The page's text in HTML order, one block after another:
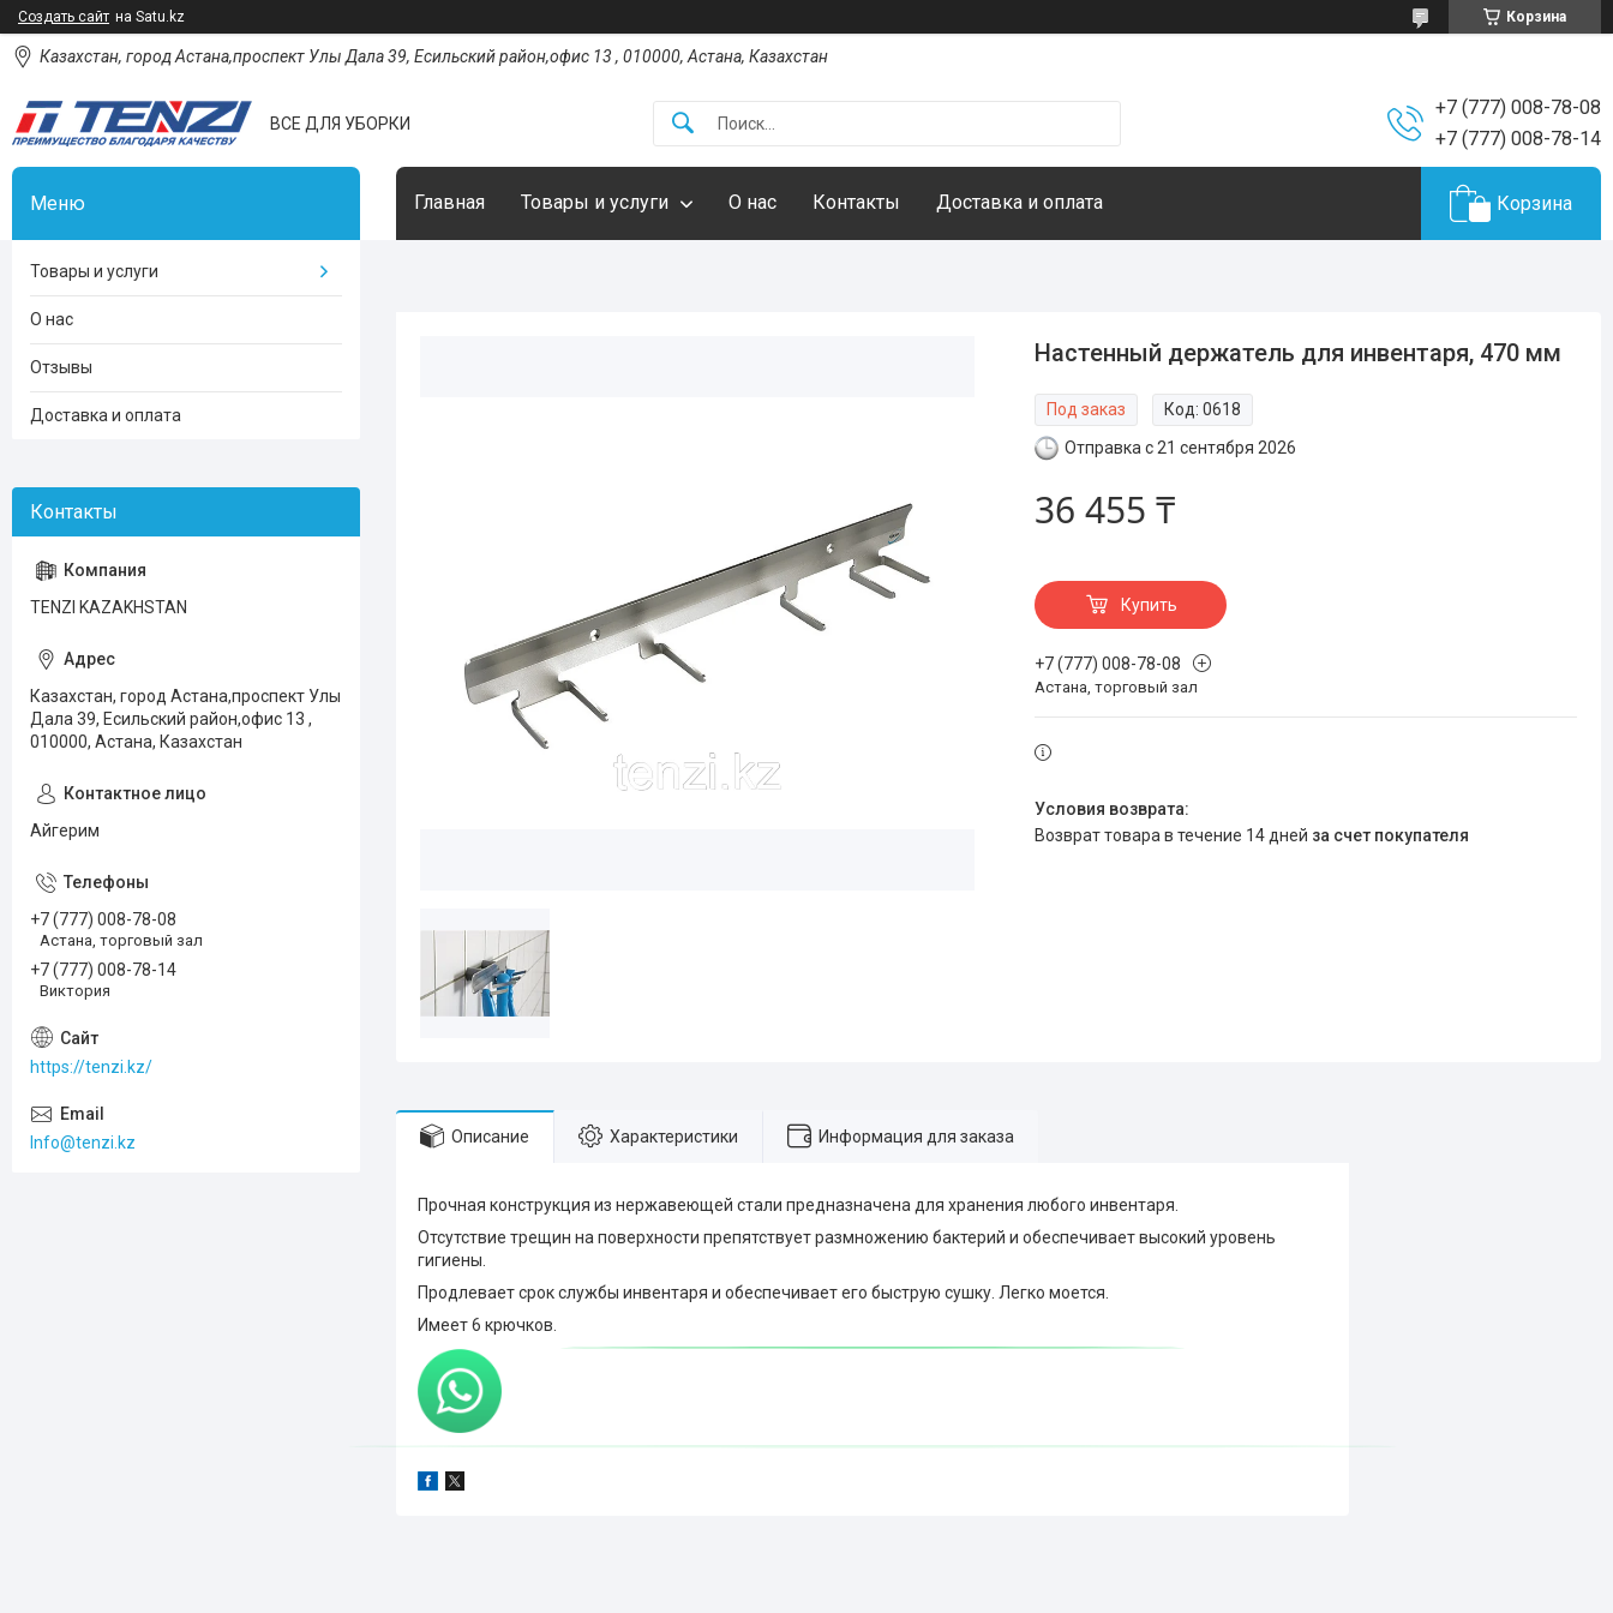
Создать сайт на Satu.kz Корзина
Казахстан, город Астана,проспект Улы Дала 39, Есильский район,офис 13 , 010000, Астана, Казахстан
ВСЕ ДЛЯ УБОРКИ
+7 (777) 008-78-08
+7 (777) 008-78-14
Главная Товары и услуги О нас Контакты Доставка и оплата Корзина
Настенный держатель для инвентаря, 470 мм
Под заказ Код:0618
Отправка с 21 сентября 2026
36 455 ₸
Купить
+7 (777) 008-78-08
Астана, торговый зал
возврат товара в течение 14 дней за счет покупателя
Описание Характеристики Информация для заказа
Прочная конструкция из нержавеющей стали предназначена для хранения любого инвентаря.
Отсутствие трещин на поверхности препятствует размножению бактерий и обеспечивает высокий уровень
гигиены.
Продлевает срок службы инвентаря и обеспечивает его быструю сушку. Легко моется.
Имеет 6 крючков.
Товары и услуги
О нас
Отзывы
Доставка и оплата
TENZI KAZAKHSTAN
Казахстан, город Астана,проспект Улы
Дала 39, Есильский район,офис 13 ,
010000, Астана, Казахстан
Айгерим
+7 (777) 008-78-08
Астана, торговый зал
+7 (777) 008-78-14
Виктория
https://tenzi.kz/
Info@tenzi.kz